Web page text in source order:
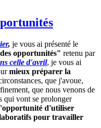
, je vous ai présenté le
opportunités" retenu par
celle d'avril, je vous ai
mieux préparer la
que j'avoue,
que nous venons de
qui vont se prolonger
d'utiliser
pour travailler